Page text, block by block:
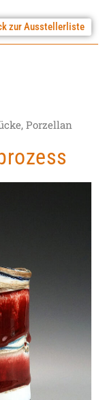
zur Ausstellerliste
Porzellan